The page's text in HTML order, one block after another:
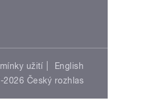
užití
English
Český rozhlas